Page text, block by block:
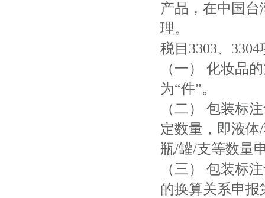
产品，在中国
理。
税目3303、
（一） 化妆品
为“件”。
（二） 包装标
定数量，即液
瓶/罐/支等数量
（三） 包装标
的换算关系申